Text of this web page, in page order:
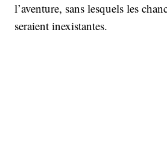
l’aventure, sans lesquels les
seraient inexistantes.